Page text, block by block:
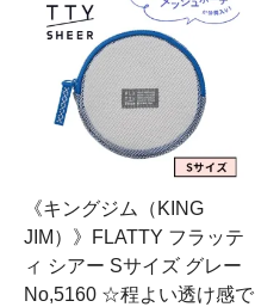
《キングジム（KING
JIM）》FLATTY フラッテ
ィ シアー Sサイズ グレー
No,5160 ☆程よい透け感で